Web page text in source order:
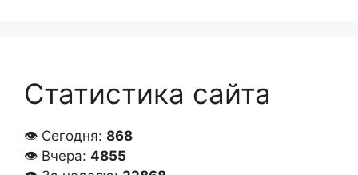
Статистика сайта
👁 Сегодня: 868
👁 Вчера: 4855